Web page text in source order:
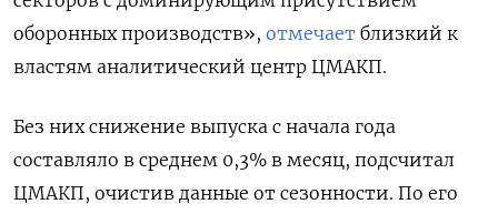
оборонных производств», отмечает близкий к
властям аналитический центр ЦМАКП.
Без них снижение выпуска с начала года
составляло в среднем 0,3% в месяц, подсчитал
ЦМАКП, очистив данные от сезонности. По его